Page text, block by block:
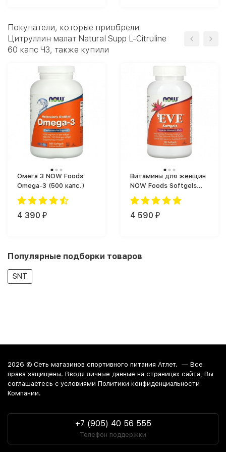
Покупатели, которые приобрели
Цитруллин малат Natural Supp L-Citruline
60 капс ЧЗ, также купили
Омега 3 NOW Foods
Omega-3 (500 капс.)
4 390 ₽
Витамины для женщин
NOW Foods Softgels
4 590 ₽
Популярные подборки товаров
SNT
2026 © Сеть магазинов спортивного питания Атлет. — Все
права защищены. Вводя личные данные на страницах сайта, Вы
соглашаетесь c условиями Политики конфиденциальности
Компании.
+7 (905) 40 56 555
Телефон поддержки